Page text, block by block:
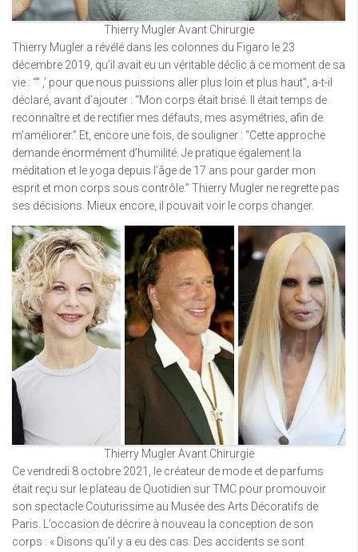
Thierry Mugler Avant Chirurgie
Thierry Mugler a révélé dans les colonnes du Figaro le 23
décembre 2019, qu’il avait eu un véritable déclic à ce moment de sa
vie : “” ,’ pour que nous puissions aller plus loin et plus haut”, a-t-il
déclaré, avant d’ajouter : “Mon corps était brisé. Il était temps de
reconnaître et de rectifier mes défauts, mes asymétries, afin de
m’améliorer.” Et, encore une fois, de souligner : “Cette approche
demande énormément d’humilité. Je pratique également la
méditation et le yoga depuis l’âge de 17 ans pour garder mon
esprit et mon corps sous contrôle.” Thierry Mugler ne regrette pas
ses décisions. Mieux encore, il pouvait voir le corps changer.
Thierry Mugler Avant Chirurgie
Ce vendredi 8 octobre 2021, le créateur de mode et de parfums
était reçu sur le plateau de Quotidien sur TMC pour promouvoir
son spectacle Couturissime au Musée des Arts Décoratifs de
Paris. L’occasion de décrire à nouveau la conception de son
corps : « Disons qu’il y a eu des cas. Des accidents se sont